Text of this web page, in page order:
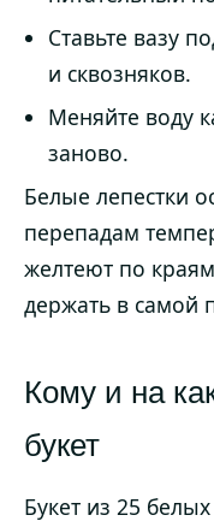
Ставьте вазу
и сквозняков.
Меняйте воду
заново.
Белые лепестки
перепадам
желтеют по
держать в самой
Кому и на
букет
Букет из 25